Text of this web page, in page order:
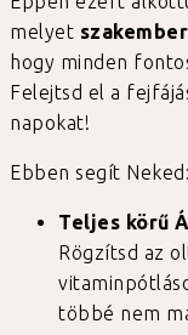
melyet
hogy minden
Felejtsd el a
napokat!
Ebben segít Neked:
Teljes körű
Rögzítsd az
többé nem